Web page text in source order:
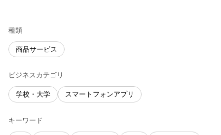
種類
商品サービス
ビジネスカテゴリ
学校・大学 スマートフォンアプリ
キーワード